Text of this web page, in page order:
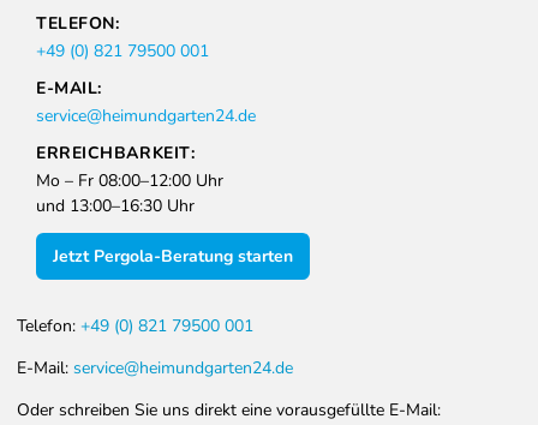
TELEFON:
+49 (0) 821 79500 001
E-MAIL:
service@heimundgarten24.de
ERREICHBARKEIT:
Mo – Fr 08:00–12:00 Uhr
und 13:00–16:30 Uhr
Jetzt Pergola-Beratung starten
Telefon: +49 (0) 821 79500 001
E-Mail: service@heimundgarten24.de
Oder schreiben Sie uns direkt eine vorausgefüllte E-Mail: